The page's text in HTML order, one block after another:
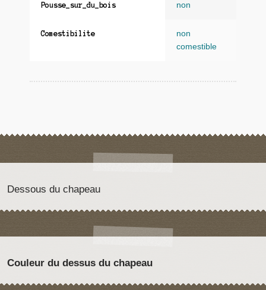
Pousse_sur_du_bois non
Comestibilite
non
comestible
Dessous du chapeau
Couleur du dessus du chapeau